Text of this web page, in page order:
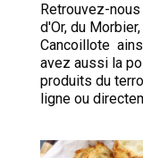
Retrouvez-
d'Or, du
Cancoillote
avez aussi la
produits du
ligne ou